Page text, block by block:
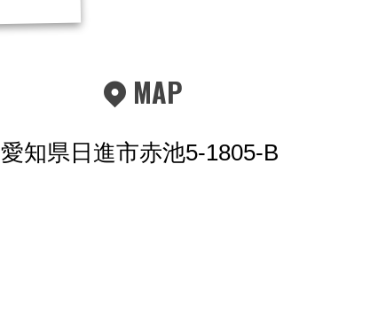
MAP
愛知県日進市赤池5-1805-B